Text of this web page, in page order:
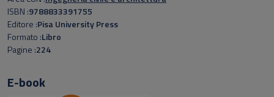
ISBN 9788833391755
Editore Pisa University Press
Formato Libro
Pagine 224
E-book